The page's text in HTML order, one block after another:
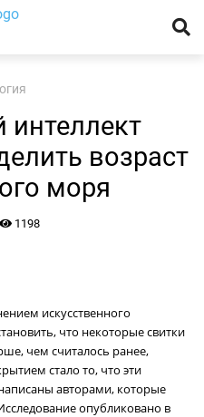
интеллект
возраст
моря
1198
искусственного
что некоторые свитки
чем считалось ранее,
стало то, что эти
авторами, которые
опубликовано в